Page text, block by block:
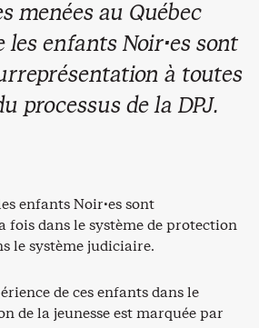
menées au Québec
enfants Noir·es sont
à toutes
processus de la DPJ.
enfants Noir·es sont
fois dans le système de protection
le système judiciaire.
de ces enfants dans le
de la jeunesse est marquée par